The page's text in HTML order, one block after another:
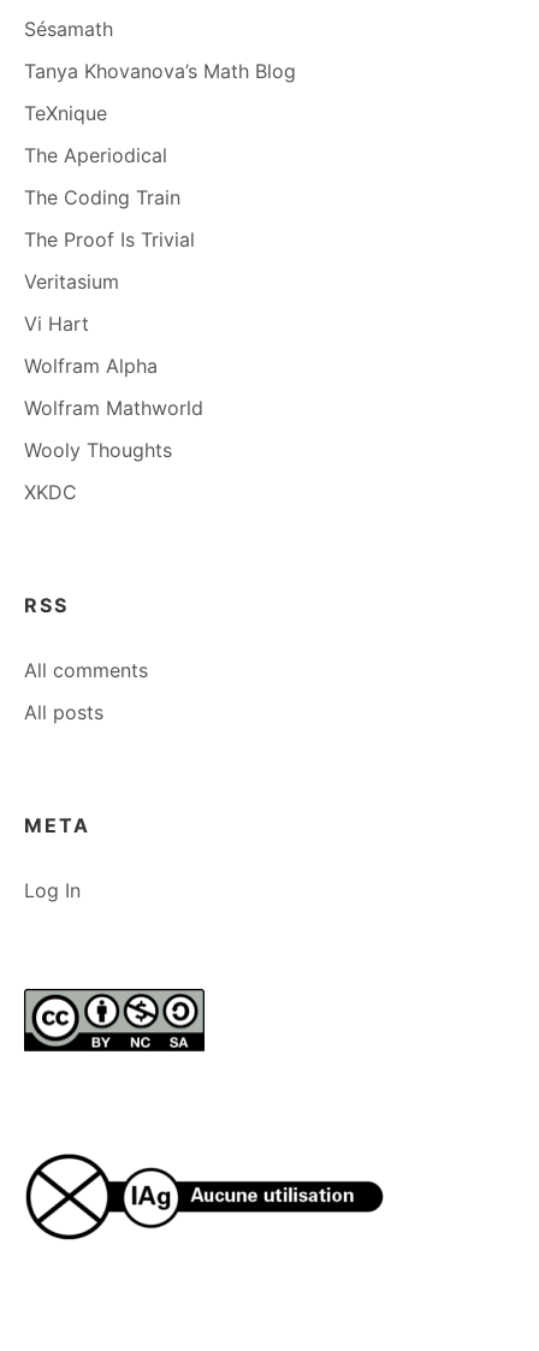
Sésamath
Tanya Khovanova’s Math Blog
TeXnique
The Aperiodical
The Coding Train
The Proof Is Trivial
Veritasium
Vi Hart
Wolfram Alpha
Wolfram Mathworld
Wooly Thoughts
XKDC
RSS
All comments
All posts
META
Log In